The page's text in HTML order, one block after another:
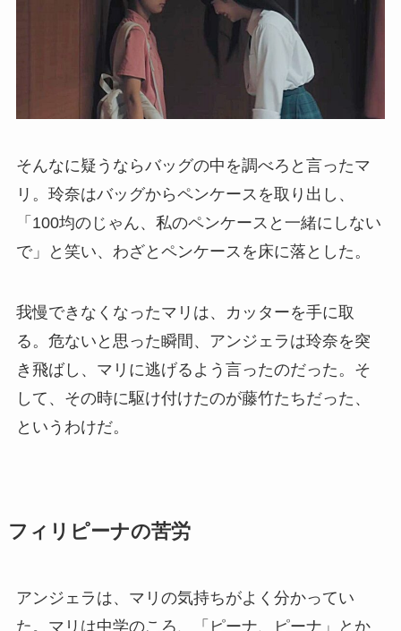
そんなに疑うならバッグの中を調べろと言ったマ
リ。玲奈はバッグからペンケースを取り出し、
「100均のじゃん、私のペンケースと一緒にしない
で」と笑い、わざとペンケースを床に落とした。
我慢できなくなったマリは、カッターを手に取
る。危ないと思った瞬間、アンジェラは玲奈を突
き飛ばし、マリに逃げるよう言ったのだった。そ
して、その時に駆け付けたのが藤竹たちだった、
というわけだ。
フィリピーナの苦労
アンジェラは、マリの気持ちがよく分かってい
た。マリは中学のころ、「ピーナ、ピーナ」とか